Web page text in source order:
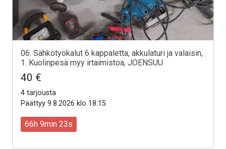
06. Sähkötyökalut 6 kappaletta, akkulaturi ja valaisin,
1. Kuolinpesä myy irtaimistoa, JOENSUU
40 €
4 tarjousta
Päättyy 9.8.2026 klo 18:15
66h 9min 21s